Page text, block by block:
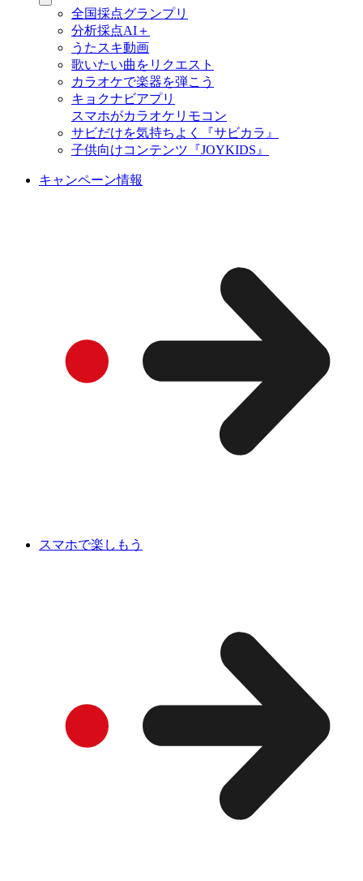
全国採点グランプリ
分析採点AI＋
うたスキ動画
歌いたい曲をリクエスト
カラオケで楽器を弾こう
キョクナビアプリ
スマホがカラオケリモコン
サビだけを気持ちよく『サビカラ』
子供向けコンテンツ『JOYKIDS』
キャンペーン情報
スマホで楽しもう